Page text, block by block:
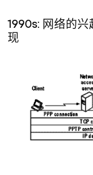
1990s: 网络的
现